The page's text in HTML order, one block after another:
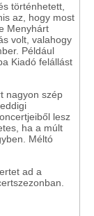
történhetett,
az, hogy most
Menyhárt
volt, valahogy
Például
Kiadó felállást
nagyon szép
lesz
ha a múlt
Méltó
ad a